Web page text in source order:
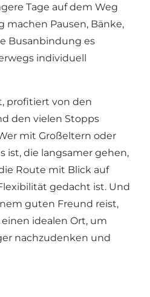
Tage auf dem Weg
machen Pausen, Bänke,
Busanbindung es
individuell
profitiert von den
den vielen Stopps
mit Großeltern oder
ist, die langsamer gehen,
Route mit Blick auf
gedacht ist. Und
guten Freund reist,
idealen Ort, um
nachzudenken und